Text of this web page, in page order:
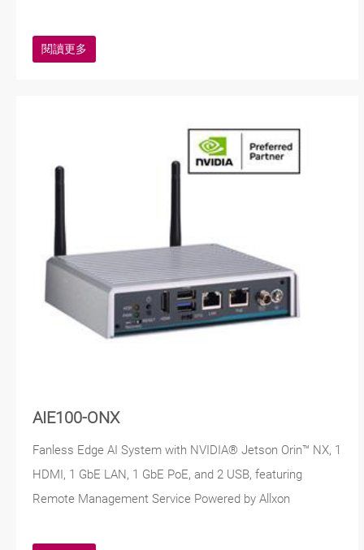
閱讀更多
AIE100-ONX
Fanless Edge AI System with NVIDIA® Jetson Orin™ NX, 1
HDMI, 1 GbE LAN, 1 GbE PoE, and 2 USB, featuring
Remote Management Service Powered by Allxon